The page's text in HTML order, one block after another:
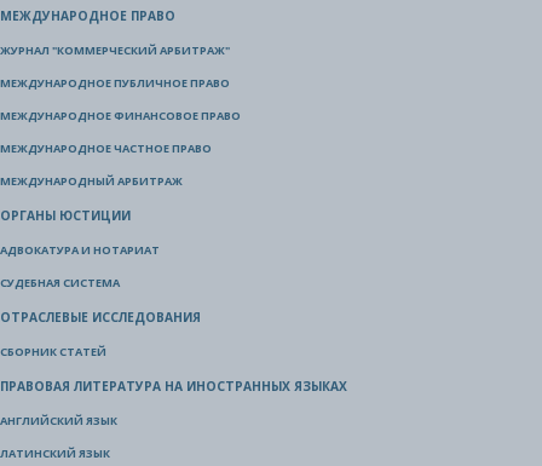
МЕЖДУНАРОДНОЕ ПРАВО
ЖУРНАЛ "КОММЕРЧЕСКИЙ АРБИТРАЖ"
МЕЖДУНАРОДНОЕ ПУБЛИЧНОЕ ПРАВО
МЕЖДУНАРОДНОЕ ФИНАНСОВОЕ ПРАВО
МЕЖДУНАРОДНОЕ ЧАСТНОЕ ПРАВО
МЕЖДУНАРОДНЫЙ АРБИТРАЖ
ОРГАНЫ ЮСТИЦИИ
АДВОКАТУРА И НОТАРИАТ
СУДЕБНАЯ СИСТЕМА
ОТРАСЛЕВЫЕ ИССЛЕДОВАНИЯ
СБОРНИК СТАТЕЙ
ПРАВОВАЯ ЛИТЕРАТУРА НА ИНОСТРАННЫХ ЯЗЫКАХ
АНГЛИЙСКИЙ ЯЗЫК
ЛАТИНСКИЙ ЯЗЫК